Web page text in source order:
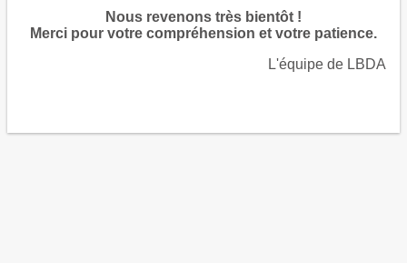
Nous revenons très bientôt !
Merci pour votre compréhension et votre patience.
L'équipe de LBDA